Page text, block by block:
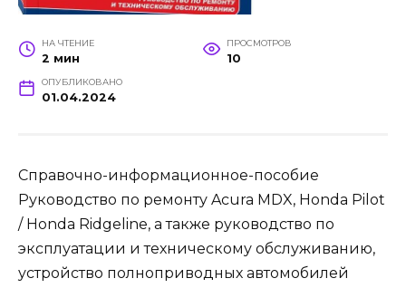
НА ЧТЕНИЕ
2 мин
ПРОСМОТРОВ
10
ОПУБЛИКОВАНО
01.04.2024
Справочно-информационное-пособие
Руководство по ремонту Acura MDX, Honda Pilot
/ Honda Ridgeline, а также руководство по
эксплуатации и техническому обслуживанию,
устройство полноприводных автомобилей